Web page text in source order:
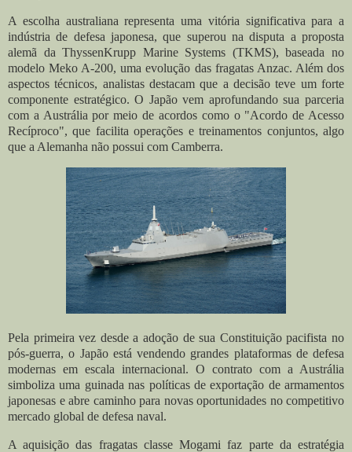
A escolha australiana representa uma vitória significativa para a
indústria de defesa japonesa, que superou na disputa a proposta
alemã da ThyssenKrupp Marine Systems (TKMS), baseada no
modelo Meko A-200, uma evolução das fragatas Anzac. Além dos
aspectos técnicos, analistas destacam que a decisão teve um forte
componente estratégico. O Japão vem aprofundando sua parceria
com a Austrália por meio de acordos como o "Acordo de Acesso
Recíproco", que facilita operações e treinamentos conjuntos, algo
que a Alemanha não possui com Camberra.
Pela primeira vez desde a adoção de sua Constituição pacifista no
pós-guerra, o Japão está vendendo grandes plataformas de defesa
modernas em escala internacional. O contrato com a Austrália
simboliza uma guinada nas políticas de exportação de armamentos
japonesas e abre caminho para novas oportunidades no competitivo
mercado global de defesa naval.
A aquisição das fragatas classe Mogami faz parte da estratégia